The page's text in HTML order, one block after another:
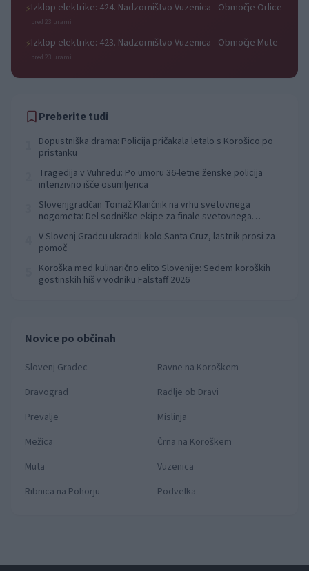
⚡Izklop elektrike: 424. Nadzorništvo Vuzenica - Območje Orlice
pred 23 urami
⚡Izklop elektrike: 423. Nadzorništvo Vuzenica - Območje Mute
pred 23 urami
Preberite tudi
Dopustniška drama: Policija pričakala letalo s Korošico po
pristanku
Tragedija v Vuhredu: Po umoru 36-letne ženske policija
intenzivno išče osumljenca
Slovenjgradčan Tomaž Klančnik na vrhu svetovnega
nogometa: Del sodniške ekipe za finale svetovnega
V Slovenj Gradcu ukradali kolo Santa Cruz, lastnik prosi za
pomoč
Koroška med kulinarično elito Slovenije: Sedem koroških
gostinskih hiš v vodniku Falstaff 2026
Novice po občinah
Slovenj Gradec
Ravne na Koroškem
Dravograd
Radlje ob Dravi
Prevalje
Mislinja
Mežica
Črna na Koroškem
Muta
Vuzenica
Ribnica na Pohorju
Podvelka